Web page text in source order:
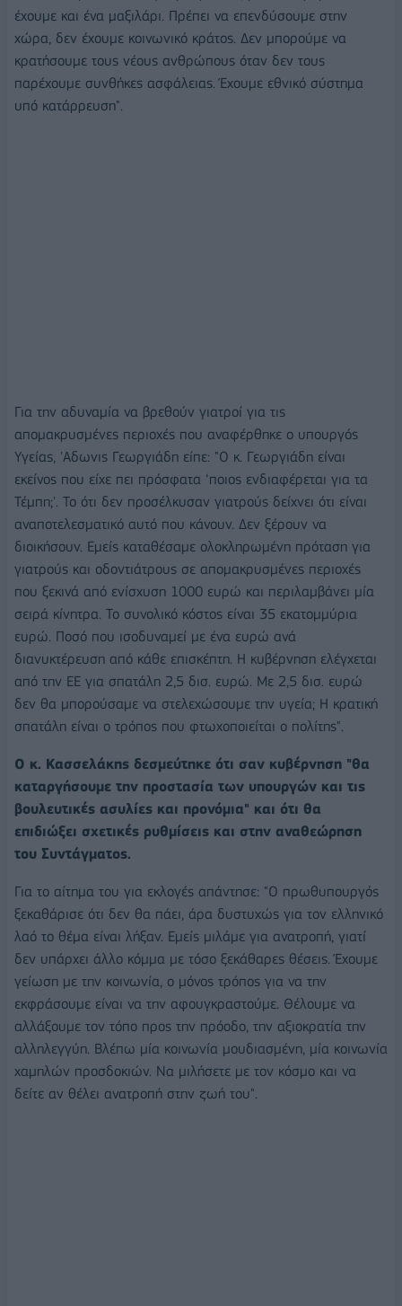
έχουμε και ένα μαξιλάρι. Πρέπει να επενδύσουμε στην
χώρα, δεν έχουμε κοινωνικό κράτος. Δεν μπορούμε να
κρατήσουμε τους νέους ανθρώπους όταν δεν τους
παρέχουμε συνθήκες ασφάλειας. Έχουμε εθνικό σύστημα
υπό κατάρρευση".
Για την αδυναμία να βρεθούν γιατροί για τις
απομακρυσμένες περιοχές που αναφέρθηκε ο υπουργός
Υγείας, 'Αδωνις Γεωργιάδη είπε: "Ο κ. Γεωργιάδη είναι
εκείνος που είχε πει πρόσφατα ‘ποιος ενδιαφέρεται για τα
Τέμπη;'. Το ότι δεν προσέλκυσαν γιατρούς δείχνει ότι είναι
αναποτελεσματικό αυτό που κάνουν. Δεν ξέρουν να
διοικήσουν. Εμείς καταθέσαμε ολοκληρωμένη πρόταση για
γιατρούς και οδοντιάτρους σε απομακρυσμένες περιοχές
που ξεκινά από ενίσχυση 1000 ευρώ και περιλαμβάνει μία
σειρά κίνητρα. Το συνολικό κόστος είναι 35 εκατομμύρια
ευρώ. Ποσό που ισοδυναμεί με ένα ευρώ ανά
διανυκτέρευση από κάθε επισκέπτη. Η κυβέρνηση ελέγχεται
από την ΕΕ για σπατάλη 2,5 δισ. ευρώ. Με 2,5 δισ. ευρώ
δεν θα μπορούσαμε να στελεχώσουμε την υγεία; Η κρατική
σπατάλη είναι ο τρόπος που φτωχοποιείται ο πολίτης".
Ο κ. Κασσελάκης δεσμεύτηκε ότι σαν κυβέρνηση "θα
καταργήσουμε την προστασία των υπουργών και τις
βουλευτικές ασυλίες και προνόμια" και ότι θα
επιδιώξει σχετικές ρυθμίσεις και στην αναθεώρηση
του Συντάγματος.
Για το αίτημα του για εκλογές απάντησε: "Ο πρωθυπουργός
ξεκαθάρισε ότι δεν θα πάει, άρα δυστυχώς για τον ελληνικό
λαό το θέμα είναι λήξαν. Εμείς μιλάμε για ανατροπή, γιατί
δεν υπάρχει άλλο κόμμα με τόσο ξεκάθαρες θέσεις. Έχουμε
γείωση με την κοινωνία, ο μόνος τρόπος για να την
εκφράσουμε είναι να την αφουγκραστούμε. Θέλουμε να
αλλάξουμε τον τόπο προς την πρόοδο, την αξιοκρατία την
αλληλεγγύη. Βλέπω μία κοινωνία μουδιασμένη, μία κοινωνία
χαμηλών προσδοκιών. Να μιλήσετε με τον κόσμο και να
δείτε αν θέλει ανατροπή στην ζωή του".